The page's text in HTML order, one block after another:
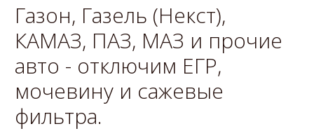
Газон, Газель (Некст),
КАМАЗ, ПАЗ, МАЗ и прочие
авто - отключим ЕГР,
мочевину и сажевые
фильтра.